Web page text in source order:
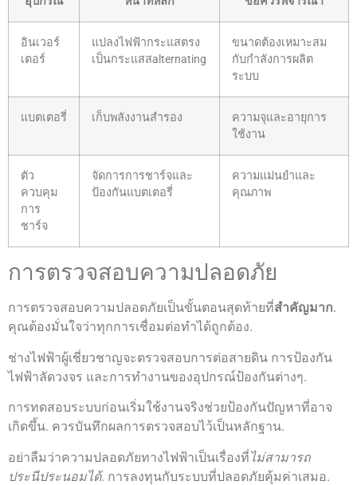
อินเวอร์
เตอร์
แปลงไฟฟ้ากระแสตรง
เป็นกระแสสalternating
ขนาดต้องเหมาะสม
กับกำลังการผลิต
ระบบ
แบตเตอรี่ เก็บพลังงานสำรอง
ความจุและอายุการ
ใช้งาน
ตัว
ควบคุม
การ
ชาร์จ
จัดการการชาร์จและ
ป้องกันแบตเตอรี่
ความแม่นยำและ
คุณภาพ
การตรวจสอบความปลอดภัย
การตรวจสอบความปลอดภัยเป็นขั้นตอนสุดท้ายที่สำคัญมาก.
คุณต้องมั่นใจว่าทุกการเชื่อมต่อทำได้ถูกต้อง.
ช่างไฟฟ้าผู้เชี่ยวชาญจะตรวจสอบการต่อสายดิน การป้องกัน
ไฟฟ้าลัดวงจร และการทำงานของอุปกรณ์ป้องกันต่างๆ.
การทดสอบระบบก่อนเริ่มใช้งานจริงช่วยป้องกันปัญหาที่อาจ
เกิดขึ้น. ควรบันทึกผลการตรวจสอบไว้เป็นหลักฐาน.
อย่าลืมว่าความปลอดภัยทางไฟฟ้าเป็นเรื่องที่ไม่สามารถ
ประนีประนอมได้. การลงทุนกับระบบที่ปลอดภัยคุ้มค่าเสมอ.